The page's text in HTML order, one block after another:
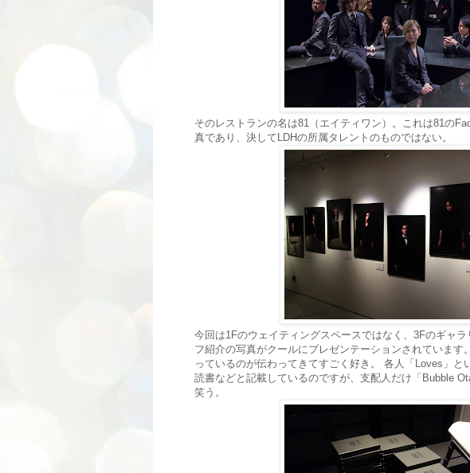
そのレストランの名は81（エイティワン）。これは81の
真であり、決してLDHの所属タレントのものではない。
今回は1Fのウェイティングスペースではなく、3Fのギャ
フ紹介の写真がクールにプレゼンテーションされています
っているのが伝わってきてすごく好き。 各人「Loves」と
読書などと記載しているのですが、支配人だけ「Bubble
笑う。